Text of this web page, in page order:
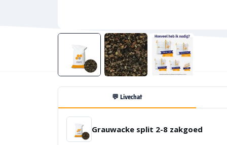
💬 Livechat
Grauwacke split 2-8 zakgoed